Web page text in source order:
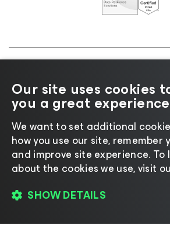
Aviso de Cookies|Jurídico|
licenciamento |Recursos para
Mudar idioma
Our site uses cookies
you a great
We want to set additional
how you use our site, remember
and improve site experience. ​To
about the cookies we use, visit
SHOW DETAILS